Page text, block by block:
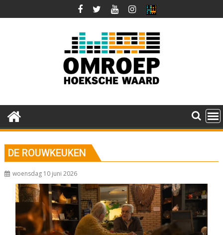
naar
DE ROUWKEUKEN
woensdag 10 juni 2026